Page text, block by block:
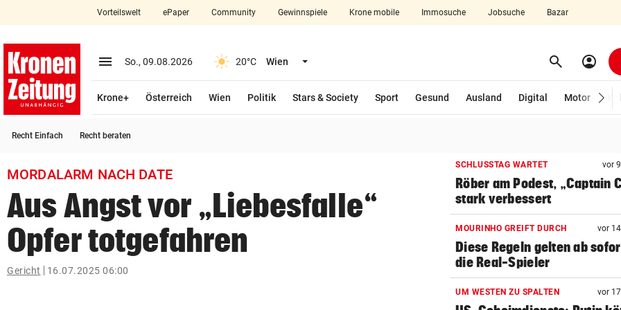
closeSchließen
account_circle Anmelden
arrow_right
search
Suchbegriff
eingeben
Vorteilswelt ePaper Community Gewinnspiele Krone mobile Immosuche Jobsuche Bazar
menu Menü aufklappen
So., 09.08.2026 20°C Wien Menü aufklappen search Suchen
account_circle
Krone+ Österreich Wien Politik Stars & Society Sport Gesund Ausland Digital Motor
Recht Einfach Recht beraten
MORDALARM NACH DATE
Aus Angst vor „Liebesfalle“
Opfer totgefahren
Gericht 16.07.2025 06:00
SCHLUSSTAG WARTET vor
Röber am Podest, „Captain
stark verbessert
MOURINHO GREIFT DURCH vor
Diese Regeln gelten ab
die Real-Spieler
UM WESTEN ZU SPALTEN vor